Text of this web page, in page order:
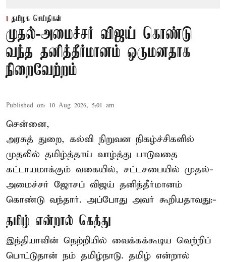
தமிழக செய்திகள்
முதல்-அமைச்சர் விஜய் கொண்டு
வந்த தனித்தீர்மானம் ஒருமனதாக
நிறைவேற்றம்
Published on: 10 Aug 2026, 5:01 am
சென்னை,
அரசுத் துறை, கல்வி நிறுவன நிகழ்ச்சிகளில்
முதலில் தமிழ்த்தாய் வாழ்த்து பாடுவதை
கட்டாயமாக்கும் வகையில், சட்டசபையில் முதல்-
அமைச்சர் ஜோசப் விஜய் தனித்தீர்மானம்
கொண்டு வந்தார். அப்போது அவர் கூறியதாவது:-
தமிழ் என்றால் கெத்து
இந்தியாவின் நெற்றியில் வைக்கக்கூடிய வெற்றிப்
பொட்டுதான் நம் தமிழ்நாடு. தமிழ் என்றால்